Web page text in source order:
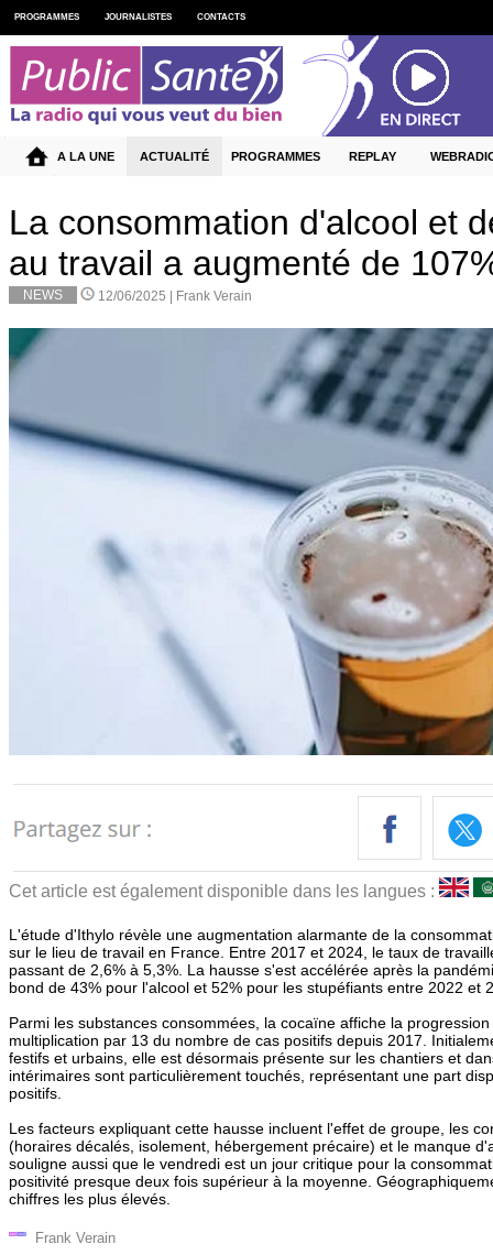
La consommation d'alcool et
au travail a augmenté de
NEWS 12/06/2025 | Frank Verain
Cet article est également disponible dans les langues :
L'étude d'Ithylo révèle une augmentation alarmante de la
sur le lieu de travail en France. Entre 2017 et 2024, le taux de
passant de 2,6% à 5,3%. La hausse s'est accélérée après la
bond de 43% pour l'alcool et 52% pour les stupéfiants entre 2022 et
Parmi les substances consommées, la cocaïne affiche la
multiplication par 13 du nombre de cas positifs depuis 2017.
festifs et urbains, elle est désormais présente sur les chantiers et
intérimaires sont particulièrement touchés, représentant une part
positifs.
Les facteurs expliquant cette hausse incluent l'effet de groupe, les
(horaires décalés, isolement, hébergement précaire) et le manque
souligne aussi que le vendredi est un jour critique pour la
positivité presque deux fois supérieur à la moyenne.
chiffres les plus élevés.
Frank Verain
PROGRAMMES JOURNALISTES CONTACTS
A LA UNE ACTUALITÉ PROGRAMMES REPLAY